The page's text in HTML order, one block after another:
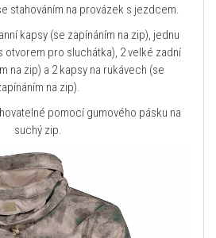
stahováním na provázek s jezdcem.
kapsy (se zapínáním na zip), jednu
otvorem pro sluchátka), 2 velké zadní
na zip) a 2 kapsy na rukávech (se
na zip).
pomocí gumového pásku na
suchý zip.